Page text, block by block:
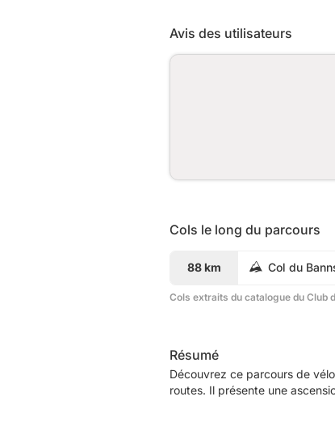
Avis des utilisateurs
Cols le long du parcours
88 km Col du
Cols extraits du catalogue du Club
Résumé
Découvrez ce parcours de
routes. Il présente une